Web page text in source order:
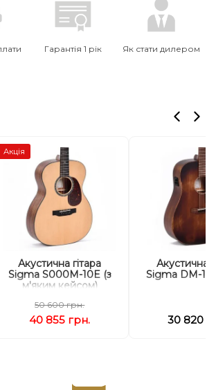
Гарантія 1 рік Як стати дилером
Акція
Акустична гітара
Sigma S000M-10E (з
м'яким кейсом)
50 600 грн.
40 855 грн.
Акустична
Sigma DM-
30 820